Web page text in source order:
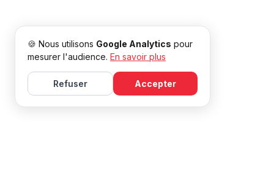
🍪 Nous utilisons Google Analytics pour
mesurer l'audience. En savoir plus
Refuser Accepter